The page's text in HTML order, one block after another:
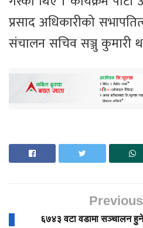
प्रसाद अधिकारीको
संचालन सचिव सञ्जु कुमारी
६७४३ वटा वडामा सञ्चालन